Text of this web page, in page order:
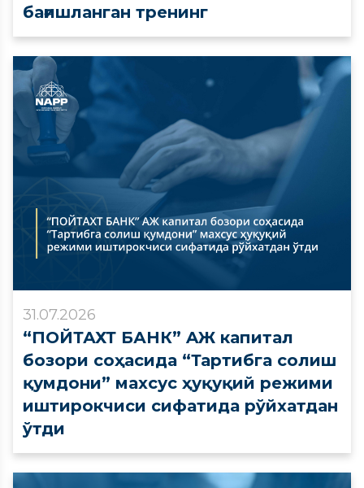
бағишланган тренинг
31.07.2026
“ПОЙТАХТ БАНК” AЖ капитал
бозори соҳасида “Тартибга солиш
қумдони” махсус ҳуқуқий режими
иштирокчиси сифатида рўйхатдан
ўтди